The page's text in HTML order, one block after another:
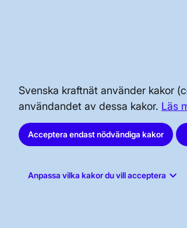
Svenska kraftnät använder kakor
användandet av dessa kakor. Läs
Acceptera endast nödvändiga kakor
Anpassa vilka kakor du vill acceptera keyboard_arrow_down
Sundbyberg